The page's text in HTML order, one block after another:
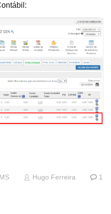
Hugo Ferreira
1